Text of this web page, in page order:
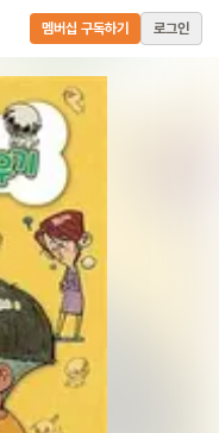
멤버십 구독하기 로그인